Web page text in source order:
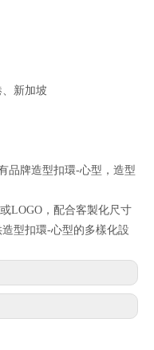
新加坡
品牌造型扣環-心型，造型
LOGO，配合客製化尺寸
型扣環-心型的多樣化設